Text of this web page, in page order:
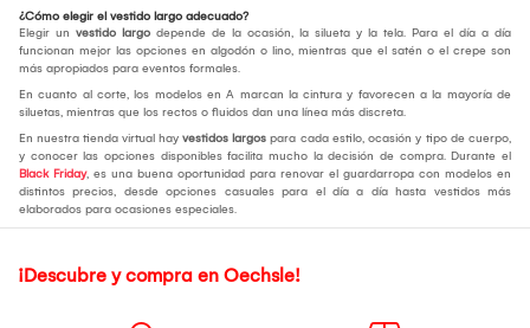
¿Cómo elegir el vestido largo adecuado?
Elegir un vestido largo depende de la ocasión, la silueta y la tela. Para el día a día
funcionan mejor las opciones en algodón o lino, mientras que el satén o el crepe son
más apropiados para eventos formales.
En cuanto al corte, los modelos en A marcan la cintura y favorecen a la mayoría de
siluetas, mientras que los rectos o fluidos dan una línea más discreta.
En nuestra tienda virtual hay vestidos largos para cada estilo, ocasión y tipo de cuerpo,
y conocer las opciones disponibles facilita mucho la decisión de compra. Durante el
Black Friday, es una buena oportunidad para renovar el guardarropa con modelos en
distintos precios, desde opciones casuales para el día a día hasta vestidos más
elaborados para ocasiones especiales.
¡Descubre y compra en Oechsle!